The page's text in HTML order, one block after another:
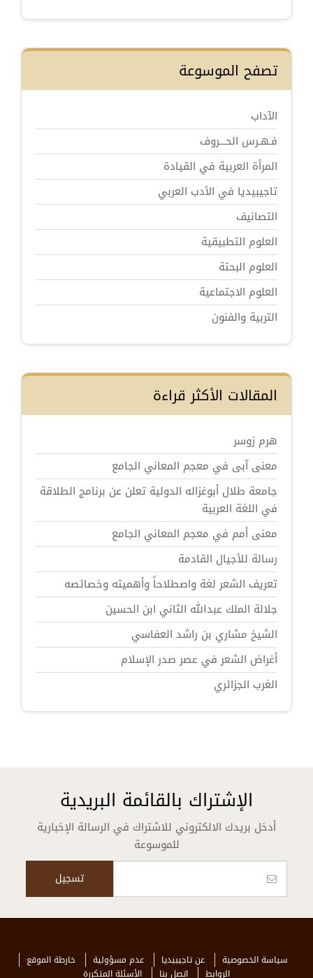
تصفح الموسوعة
الآداب
فـهـرس الحـــروف
المرأة العربية في القيادة
تاجيبيديا في الأدب العربي
التصانيف
العلوم التطبيقية
العلوم البحتة
العلوم الاجتماعية
التربية والفنون
المقالات الأكثر قراءة
هرم زوسر
معنى آبى في معجم المعاني الجامع
جامعة طلال أبوغزاله الدولية تعلن عن برنامج الطلاقة
في اللغة العربية
معنى أمم في معجم المعاني الجامع
رسالة للأجيال القادمة
تعريف الشعر لغة واصطلاحاً وأهميته وخصائصه
جلالة الملك عبدالله الثاني ابن الحسين
الشيخ مشاري بن راشد العفاسي
أغراض الشعر في عصر صدر الإسلام
الغرب الجزائري
الإشتراك بالقائمة البريدية
أدخل بريدك الالكتروني للاشتراك في الرسالة الإخبارية
للموسوعة
سياسة الخصوصية عن تاجيبيديا عدم مسؤولية
خارطة الموقع
الروابط
اتصل بنا الأسئلة المتكررة